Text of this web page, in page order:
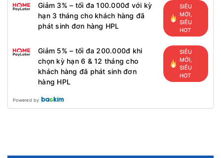
Giảm 3% – tối đa 100.000đ với kỳ
hạn 3 tháng cho khách hàng đã
phát sinh đơn hàng HPL
SIÊU
MỚI,
SIÊU
HOT
Giảm 5% – tối đa 200.000đ khi
chọn kỳ hạn 6 & 12 tháng cho
khách hàng đã phát sinh đơn
hàng HPL
SIÊU
MỚI,
SIÊU
HOT
Powered by